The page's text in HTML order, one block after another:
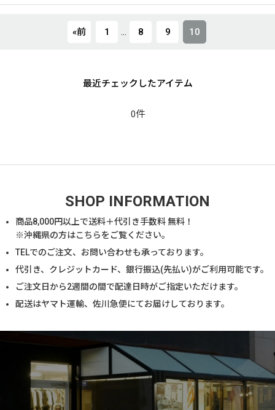
«前 1 ... 8 9 10
最近チェックしたアイテム
0件
SHOP INFORMATION
商品8,000円以上で送料＋代引き手数料 無料！
※沖縄県の方はこちらをご覧ください。
TELでのご注文、お問い合わせも承っております。
代引き、クレジットカード、銀行振込(先払い)がご利用可能です。
ご注文日から2週間の間で配達日時がご指定いただけます。
配送はヤマト運輸、佐川急便にてお届けしております。